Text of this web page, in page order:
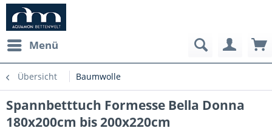
Menü
Übersicht Baumwolle
Spannbetttuch Formesse Bella Donna
180x200cm bis 200x220cm